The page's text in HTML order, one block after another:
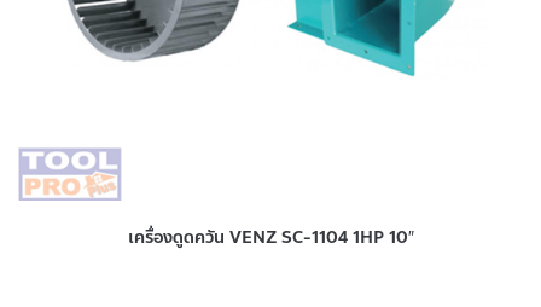
เครื่องดูดควัน VENZ SC-1104 1HP 10″